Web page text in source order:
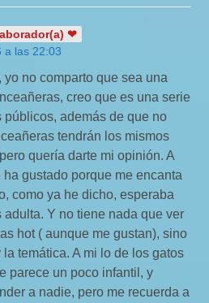
❤
a las 22:03
yo no comparto que sea una
creo que es una serie
públicos, además de que no
tendrán los mismos
quería darte mi opinión. A
ha gustado porque me encanta
como ya he dicho, esperaba
adulta. Y no tiene nada que ver
hot ( aunque me gustan), sino
la temática. A mi lo de los gatos
parece un poco infantil, y
a nadie, pero me recuerda a